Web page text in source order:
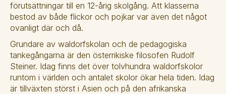
förutsättningar till en 12-årig skolgång. Att klasserna
bestod av både flickor och pojkar var även det något
ovanligt där och då.
Grundare av waldorfskolan och de pedagogiska
tankegångarna är den österrikiske filosofen Rudolf
Steiner. Idag finns det över tolvhundra waldorfskolor
runtom i världen och antalet skolor ökar hela tiden. Idag
är tillväxten störst i Asien och på den afrikanska